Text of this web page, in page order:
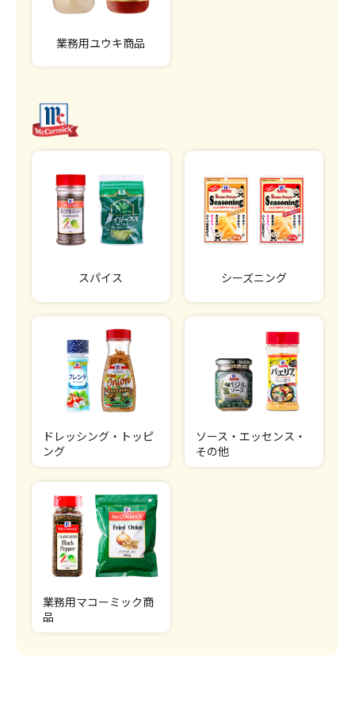
業務用ユウキ商品
スパイス シーズニング
ドレッシング・トッピ
ング
ソース・エッセンス・
その他
業務用マコーミック商
品